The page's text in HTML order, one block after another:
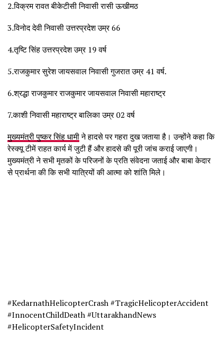
2.विक्रम रावत बीकेटीसी निवासी रासी ऊखीमठ
3.विनोद देवी निवासी उत्तरप्रदेश उम्र 66
4.तृष्टि सिंह उत्तरप्रदेश उम्र 19 वर्ष
5.राजकुमार सुरेश जायसवाल निवासी गुजरात उम्र 41 वर्ष.
6.श्रद्धा राजकुमार राजकुमार जायसवाल निवासी महाराष्ट्र
7.काशी निवासी महाराष्ट्र बालिका उम्र 02 वर्ष
मुख्यमंत्री पुष्कर सिंह धामीने हादसे पर गहरा दुख जताया है। उन्होंने कहा कि
रेस्क्यू टीमें राहत कार्य में जुटी हैं और हादसे की पूरी जांच कराई जाएगी।
मुख्यमंत्री ने सभी मृतकों के परिजनों के प्रति संवेदना जताई और बाबा केदार
से प्रार्थना की कि सभी यात्रियों की आत्मा को शांति मिले।
#KedarnathHelicopterCrash #TragicHelicopterAccident
#InnocentChildDeath #UttarakhandNews
#HelicopterSafetyIncident